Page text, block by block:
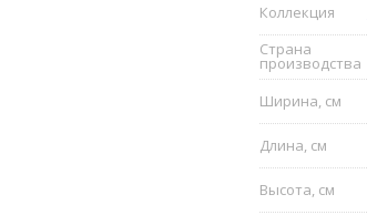
Коллекция
Страна
производства
Ширина, см
Длина, см
Высота, см